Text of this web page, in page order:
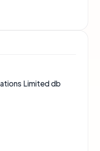
Limited db